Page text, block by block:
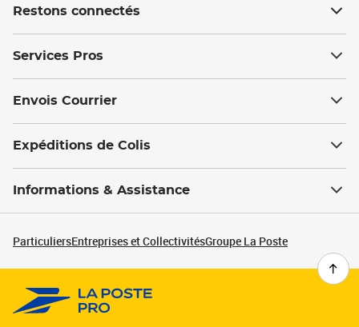
Restons connectés
Services Pros
Envois Courrier
Expéditions de Colis
Informations & Assistance
ParticuliersEntreprises et CollectivitésGroupe La Poste